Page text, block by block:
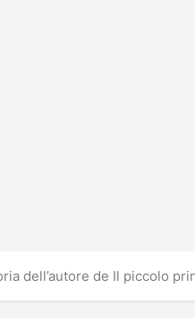
dell’autore de Il piccolo